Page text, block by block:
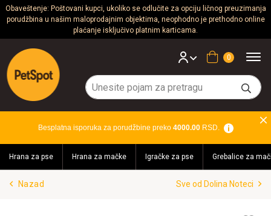
Obaveštenje: Poštovani kupci, ukoliko se odlučite za opciju ličnog preuzimanja
porudžbina u našim maloprodajnim objektima, neophodno je prethodno online
plaćanje isključivo platnim karticama.
Psi
Mačke
Glodari
Akvaristika
Teraristika
Brendovi
Korpa
Besplatna isporuka za porudžbine preko 4000.00RSD.
Hrana za pse Hrana za mačke Igračke za pse Grebalice za
Nazad Sve od Dolina Noteci